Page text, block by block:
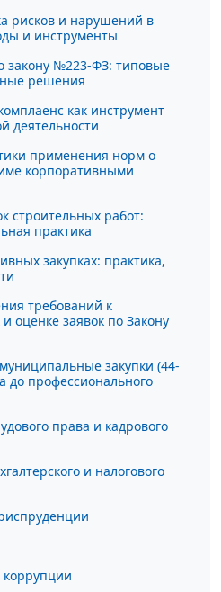
рисков и нарушений в
и инструменты
закону №223-ФЗ: типовые
решения
как инструмент
деятельности
применения норм о
корпоративными
строительных работ:
практика
закупках: практика,
требований к
оценке заявок по Закону
закупки (44-
до профессионального
права и кадрового
и налогового